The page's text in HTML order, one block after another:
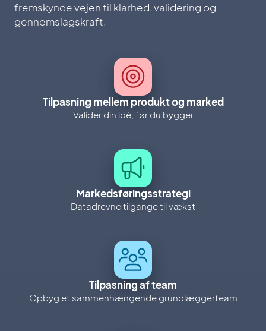
fremskynde vejen til klarhed, validering og
gennemslagskraft.
Tilpasning mellem produkt og marked
Valider din idé, før du bygger
Markedsføringsstrategi
Datadrevne tilgange til vækst
Tilpasning af team
Opbyg et sammenhængende grundlæggerteam